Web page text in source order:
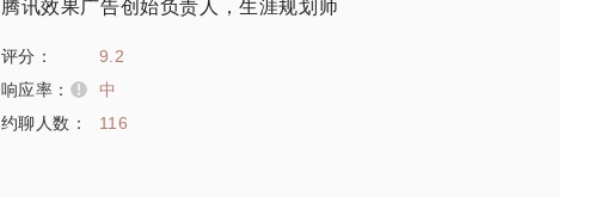
腾讯效果广告创始负责人，生涯规划师
评分：
9.2
响应率：
中
约聊人数：
116